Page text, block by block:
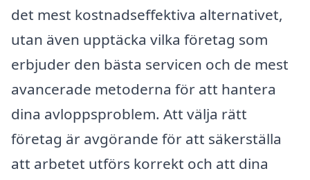
det mest kostnadseffektiva alternativet,
utan även upptäcka vilka företag som
erbjuder den bästa servicen och de mest
avancerade metoderna för att hantera
dina avloppsproblem. Att välja rätt
företag är avgörande för att säkerställa
att arbetet utförs korrekt och att dina